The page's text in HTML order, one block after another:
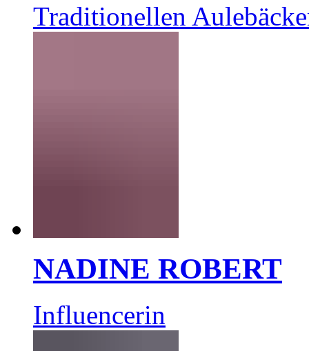
Traditionellen
NADINE ROBERT
Influencerin